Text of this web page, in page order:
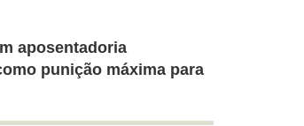
aposentadoria
punição máxima para